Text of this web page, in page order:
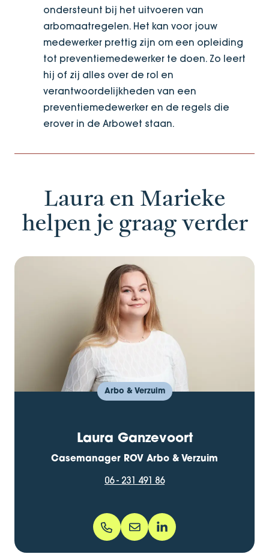
ondersteunt bij het uitvoeren van
arbomaatregelen. Het kan voor jouw
medewerker prettig zijn om een opleiding
tot preventiemedewerker te doen. Zo leert
hij of zij alles over de rol en
verantwoordelijkheden van een
preventiemedewerker en de regels die
erover in de Arbowet staan.
Laura en Marieke
helpen je graag verder
Arbo & Verzuim
Laura Ganzevoort
Casemanager ROV Arbo & Verzuim
06 - 231 491 86
06 - 231 491 86laura-ganzevoort-